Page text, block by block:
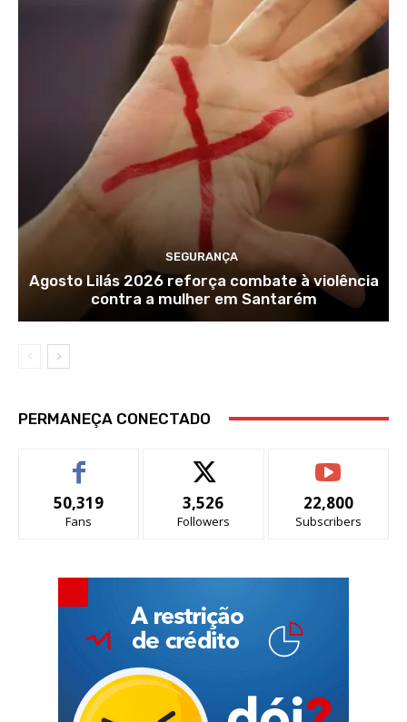
SEGURANÇA
Agosto Lilás 2026 reforça combate à violência
contra a mulher em Santarém
PERMANEÇA CONECTADO
50,319
Fans
3,526
Followers
22,800
Subscribers